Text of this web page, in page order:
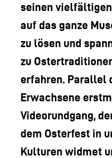
seinen
auf das ganze
zu lösen und
zu
erfahren. Parallel
Erwachsene
Videorundgang,
dem Osterfest in
Kulturen widmet